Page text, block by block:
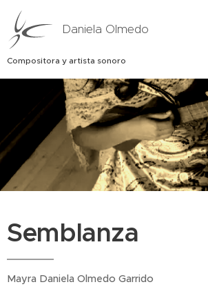
Daniela Olmedo
Compositora y artista sonoro
Semblanza
Mayra Daniela Olmedo Garrido